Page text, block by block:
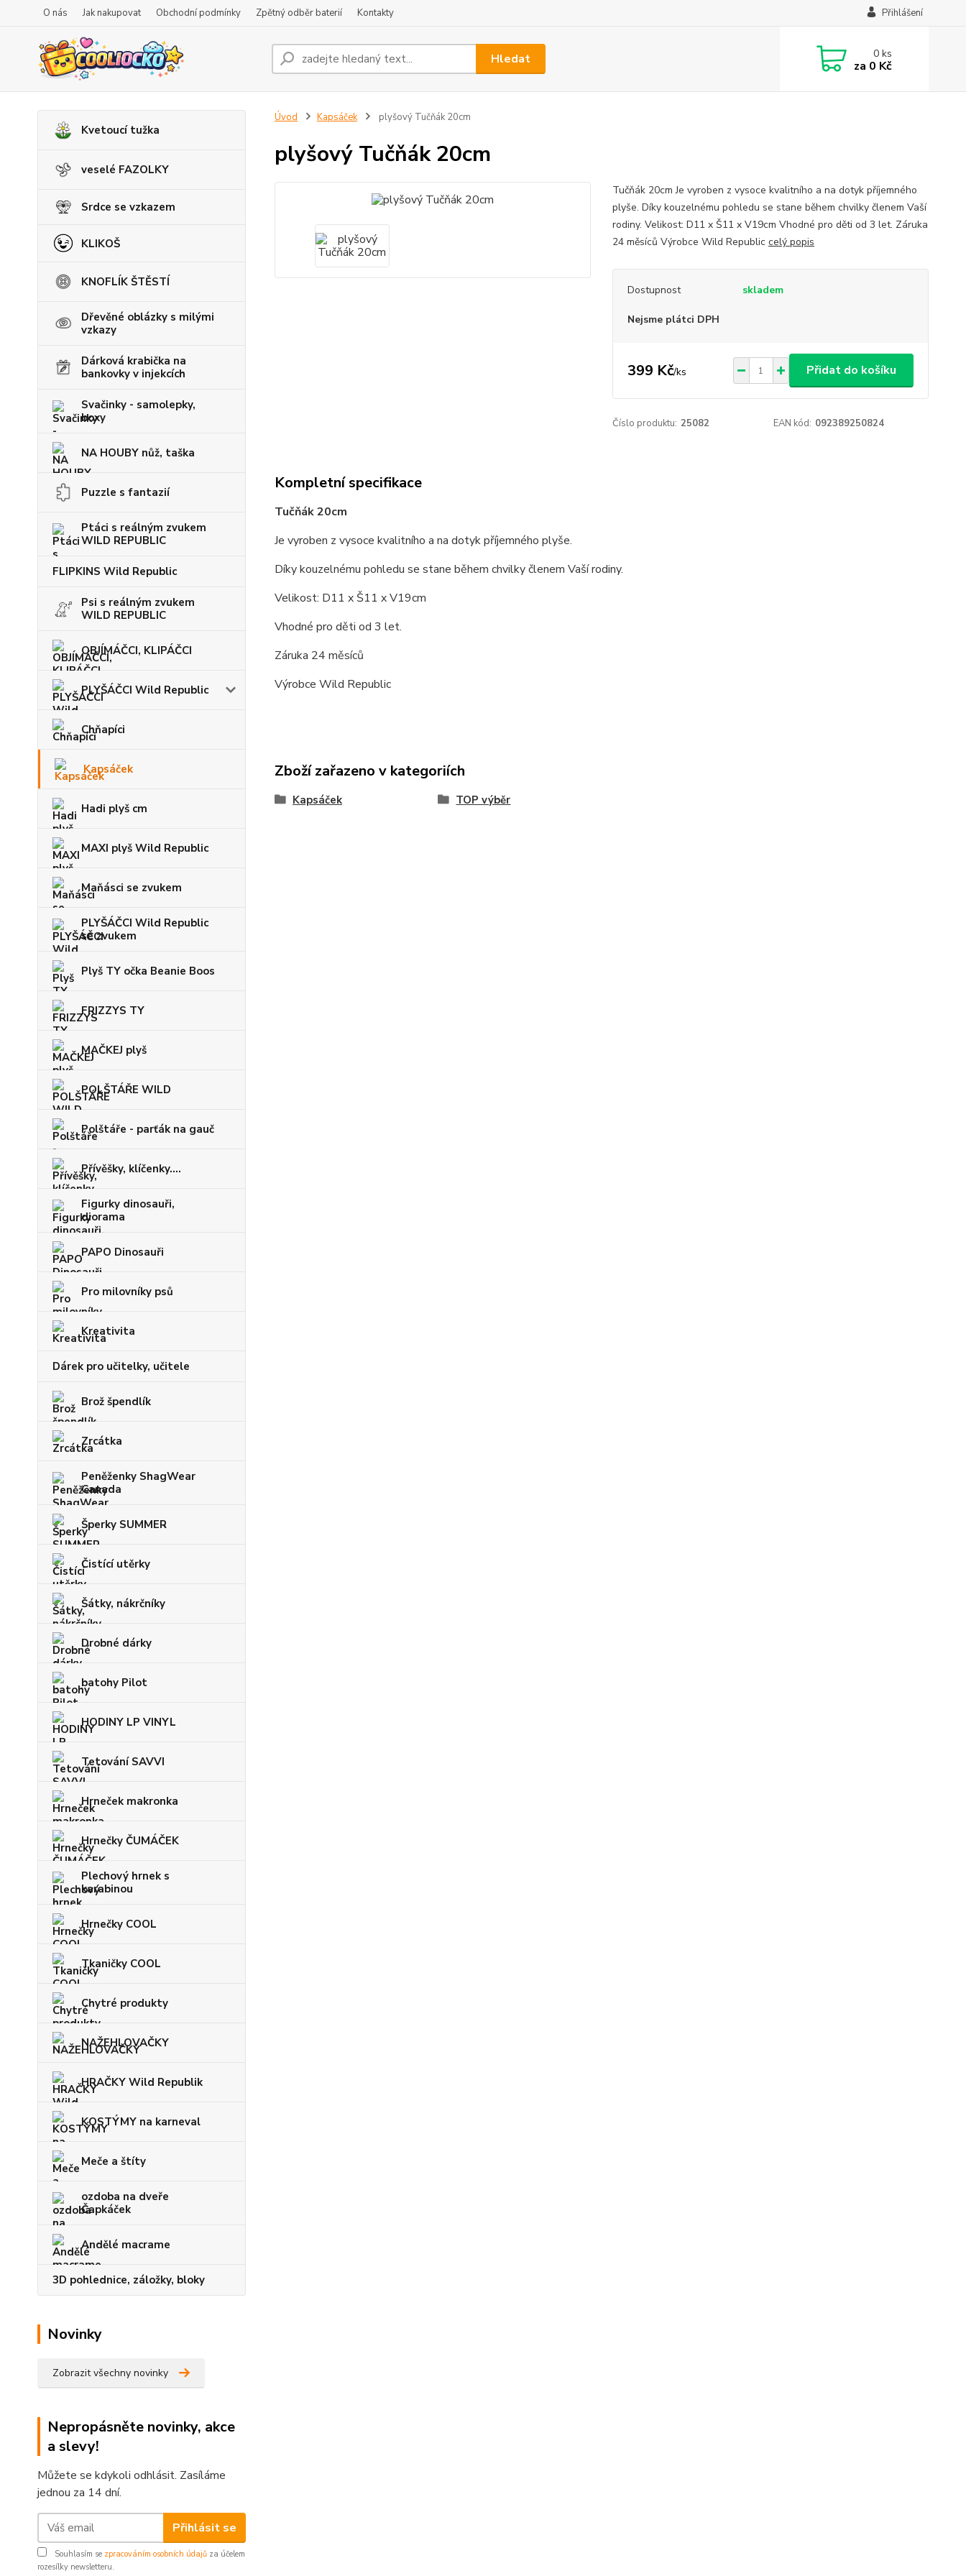
O nás Jak nakupovat Obchodní podmínky Zpětný odběr baterií Kontakty Přihlášení
Hledat 0ks
za 0 Kč
Kvetoucí tužka
veselé FAZOLKY
Srdce se vzkazem
KLIKOŠ
KNOFLÍK ŠTĚSTÍ
Dřevěné oblázky s milými
vzkazy
Dárková krabička na
bankovky v injekcích
Svačinky - samolepky,
boxy
NA HOUBY nůž, taška
Puzzle s fantazií
Ptáci s reálným zvukem
WILD REPUBLIC
FLIPKINS Wild Republic
Psi s reálným zvukem
WILD REPUBLIC
OBJÍMÁČCI, KLIPÁČCI
PLYŠÁČCI Wild Republic
Chňapíci
Kapsáček
Hadi plyš cm
MAXI plyš Wild Republic
Maňásci se zvukem
PLYŠÁČCI Wild Republic
se zvukem
Plyš TY očka Beanie Boos
FRIZZYS TY
MAČKEJ plyš
POLŠTÁŘE WILD
Polštáře - parťák na gauč
Přívěšky, klíčenky....
Figurky dinosauři,
diorama
PAPO Dinosauři
Pro milovníky psů
Kreativita
Dárek pro učitelky, učitele
Brož špendlík
Zrcátka
Peněženky ShagWear
Canada
Šperky SUMMER
Čistící utěrky
Šátky, nákrčníky
Drobné dárky
batohy Pilot
HODINY LP VINYL
Tetování SAVVI
Hrneček makronka
Hrnečky ČUMÁČEK
Plechový hrnek s
karabinou
Hrnečky COOL
Tkaničky COOL
Chytré produkty
NAŽEHLOVAČKY
HRAČKY Wild Republik
KOSTÝMY na karneval
Meče a štíty
ozdoba na dveře
Čapkáček
Andělé macrame
3D pohlednice, záložky, bloky
Novinky
Zobrazit všechny novinky
Nepropásněte novinky, akce
a slevy!
Můžete se kdykoli odhlásit. Zasíláme
jednou za 14 dní.
Přihlásit se
Souhlasím se zpracováním osobních údajů za účelem
rozesílky newsletteru.
Úvod Kapsáček plyšový Tučňák 20cm
plyšový Tučňák 20cm
Tučňák 20cm Je vyroben z vysoce kvalitního a na dotyk příjemného
plyše. Díky kouzelnému pohledu se stane během chvilky členem Vaší
rodiny. Velikost: D11 x Š11 x V19cm Vhodné pro děti od 3 let. Záruka
24 měsíců Výrobce Wild Republic celý popis
Dostupnost skladem
Nejsme plátci DPH
399 Kč/ks Přidat do košíku
Číslo produktu: 25082 EAN kód: 092389250824
Kompletní specifikace
Tučňák 20cm
Je vyroben z vysoce kvalitního a na dotyk příjemného plyše.
Díky kouzelnému pohledu se stane během chvilky členem Vaší rodiny.
Velikost: D11 x Š11 x V19cm
Vhodné pro děti od 3 let.
Záruka 24 měsíců
Výrobce Wild Republic
Zboží zařazeno v kategoriích
Kapsáček TOP výběr